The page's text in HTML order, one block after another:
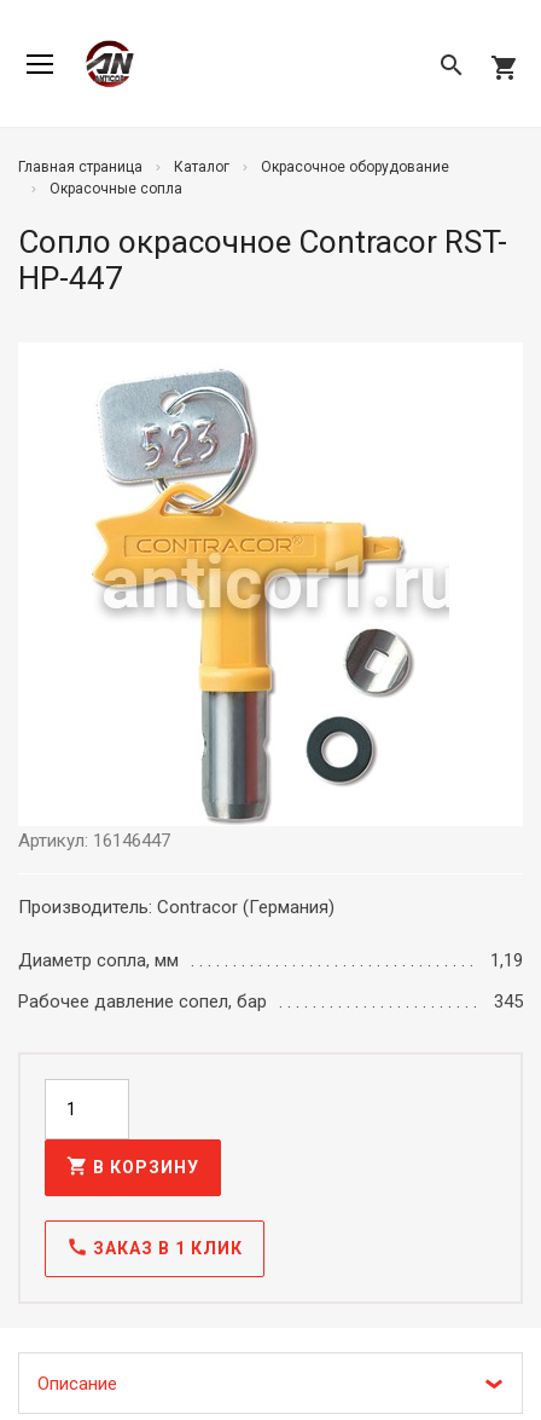
search shopping_cart
Главная страница Каталог
Окрасочное оборудование
Окрасочные сопла
Сопло окрасочное Contracor RST-
HP-447
Артикул: 16146447
Производитель: Contracor (Германия)
Диаметр сопла, мм
1,19
Рабочее давление сопел, бар
345
shopping_cart В КОРЗИНУ
call ЗАКАЗ В 1 КЛИК
Описание